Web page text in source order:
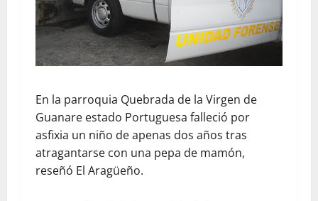
En la parroquia Quebrada de la Virgen de
Guanare estado Portuguesa falleció por
asfixia un niño de apenas dos años tras
atragantarse con una pepa de mamón,
reseñó El Aragüeño.